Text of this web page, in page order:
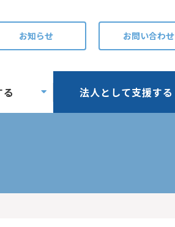
お知らせ お問い合わせ
法人として支援する